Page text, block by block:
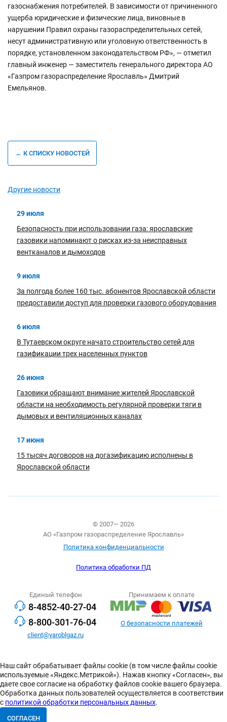
газоснабжения потребителей. В зависимости от причиненного
ущерба юридические и физические лица, виновные в
нарушении Правил охраны газораспределительных сетей,
несут административную или уголовную ответственность в
порядке, установленном законодательством РФ», — отметил
главный инженер — заместитель генерального директора АО
«Газпром газораспределение Ярославль» Дмитрий
Емельянов.
← К СПИСКУ НОВОСТЕЙ
Другие новости
29 июля
Безопасность при использовании газа: ярославские
газовики напоминают о рисках из-за неисправных
вентканалов и дымоходов
9 июля
За полгода более 160 тыс. абонентов Ярославской области
предоставили доступ для проверки газового оборудования
6 июля
В Тутаевском округе начато строительство сетей для
газификации трех населенных пунктов
26 июня
Газовики обращают внимание жителей Ярославской
области на необходимость регулярной проверки тяги в
дымовых и вентиляционных каналах
17 июня
15 тысяч договоров на догазификацию исполнены в
Ярославской области
© 2007— 2026
АО «Газпром газораспределение Ярославль»
Политика конфиденциальности
Политика обработки ПД
Единый телефон
8-4852-40-27-04
8-800-301-76-04
client@yaroblgaz.ru
Принимаем к оплате
О безопасности платежей
Наш сайт обрабатывает файлы cookie (в том числе файлы cookie
используемые «Яндекс.Метрикой»). Нажав кнопку «Согласен», вы
даете свое согласие на обработку файлов cookie вашего браузера.
Обработка данных пользователей осуществляется в соответствии
с политикой обработки персональных данных.
СОГЛАСЕН